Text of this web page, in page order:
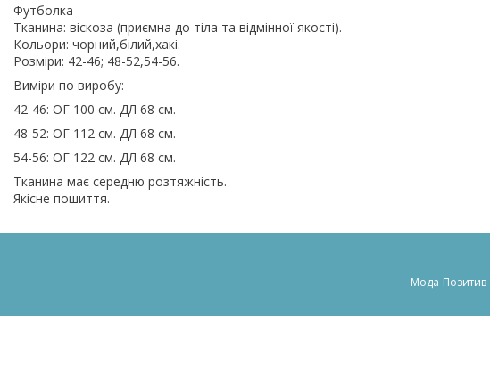
Футболка
Тканина: віскоза (приємна до тіла та відмінної якості).
Кольори: чорний,білий,хакі.
Розміри: 42-46; 48-52,54-56.
Виміри по виробу:
42-46: ОГ 100 см. ДЛ 68 см.
48-52: ОГ 112 см. ДЛ 68 см.
54-56: ОГ 122 см. ДЛ 68 см.
Тканина має середню розтяжність.
Якісне пошиття.